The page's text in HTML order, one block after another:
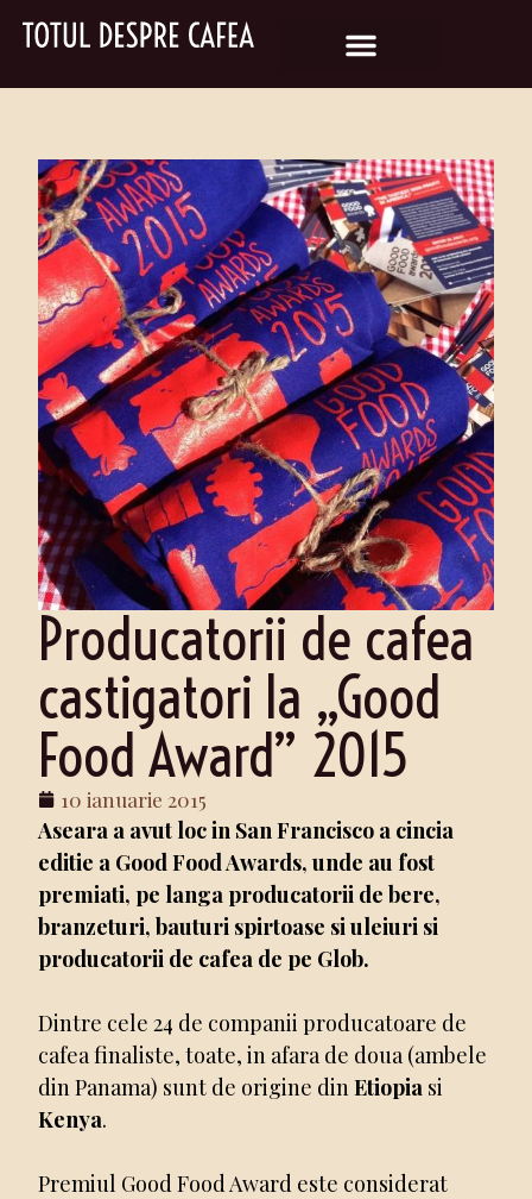
Producatorii de cafea
castigatori la „Good
Food Award” 2015
10 ianuarie 2015
Aseara a avut loc in San Francisco a cincia
editie a Good Food Awards, unde au fost
premiati, pe langa producatorii de bere,
branzeturi, bauturi spirtoase si uleiuri si
producatorii de cafea de pe Glob.
Dintre cele 24 de companii producatoare de
cafea finaliste, toate, in afara de doua (ambele
din Panama) sunt de origine dinEtiopia si
Kenya.
Premiul Good Food Award este considerat